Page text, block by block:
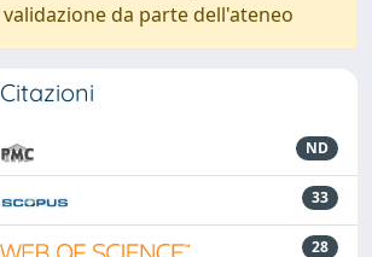
validazione da parte dell'ateneo
Citazioni
ND
33
28